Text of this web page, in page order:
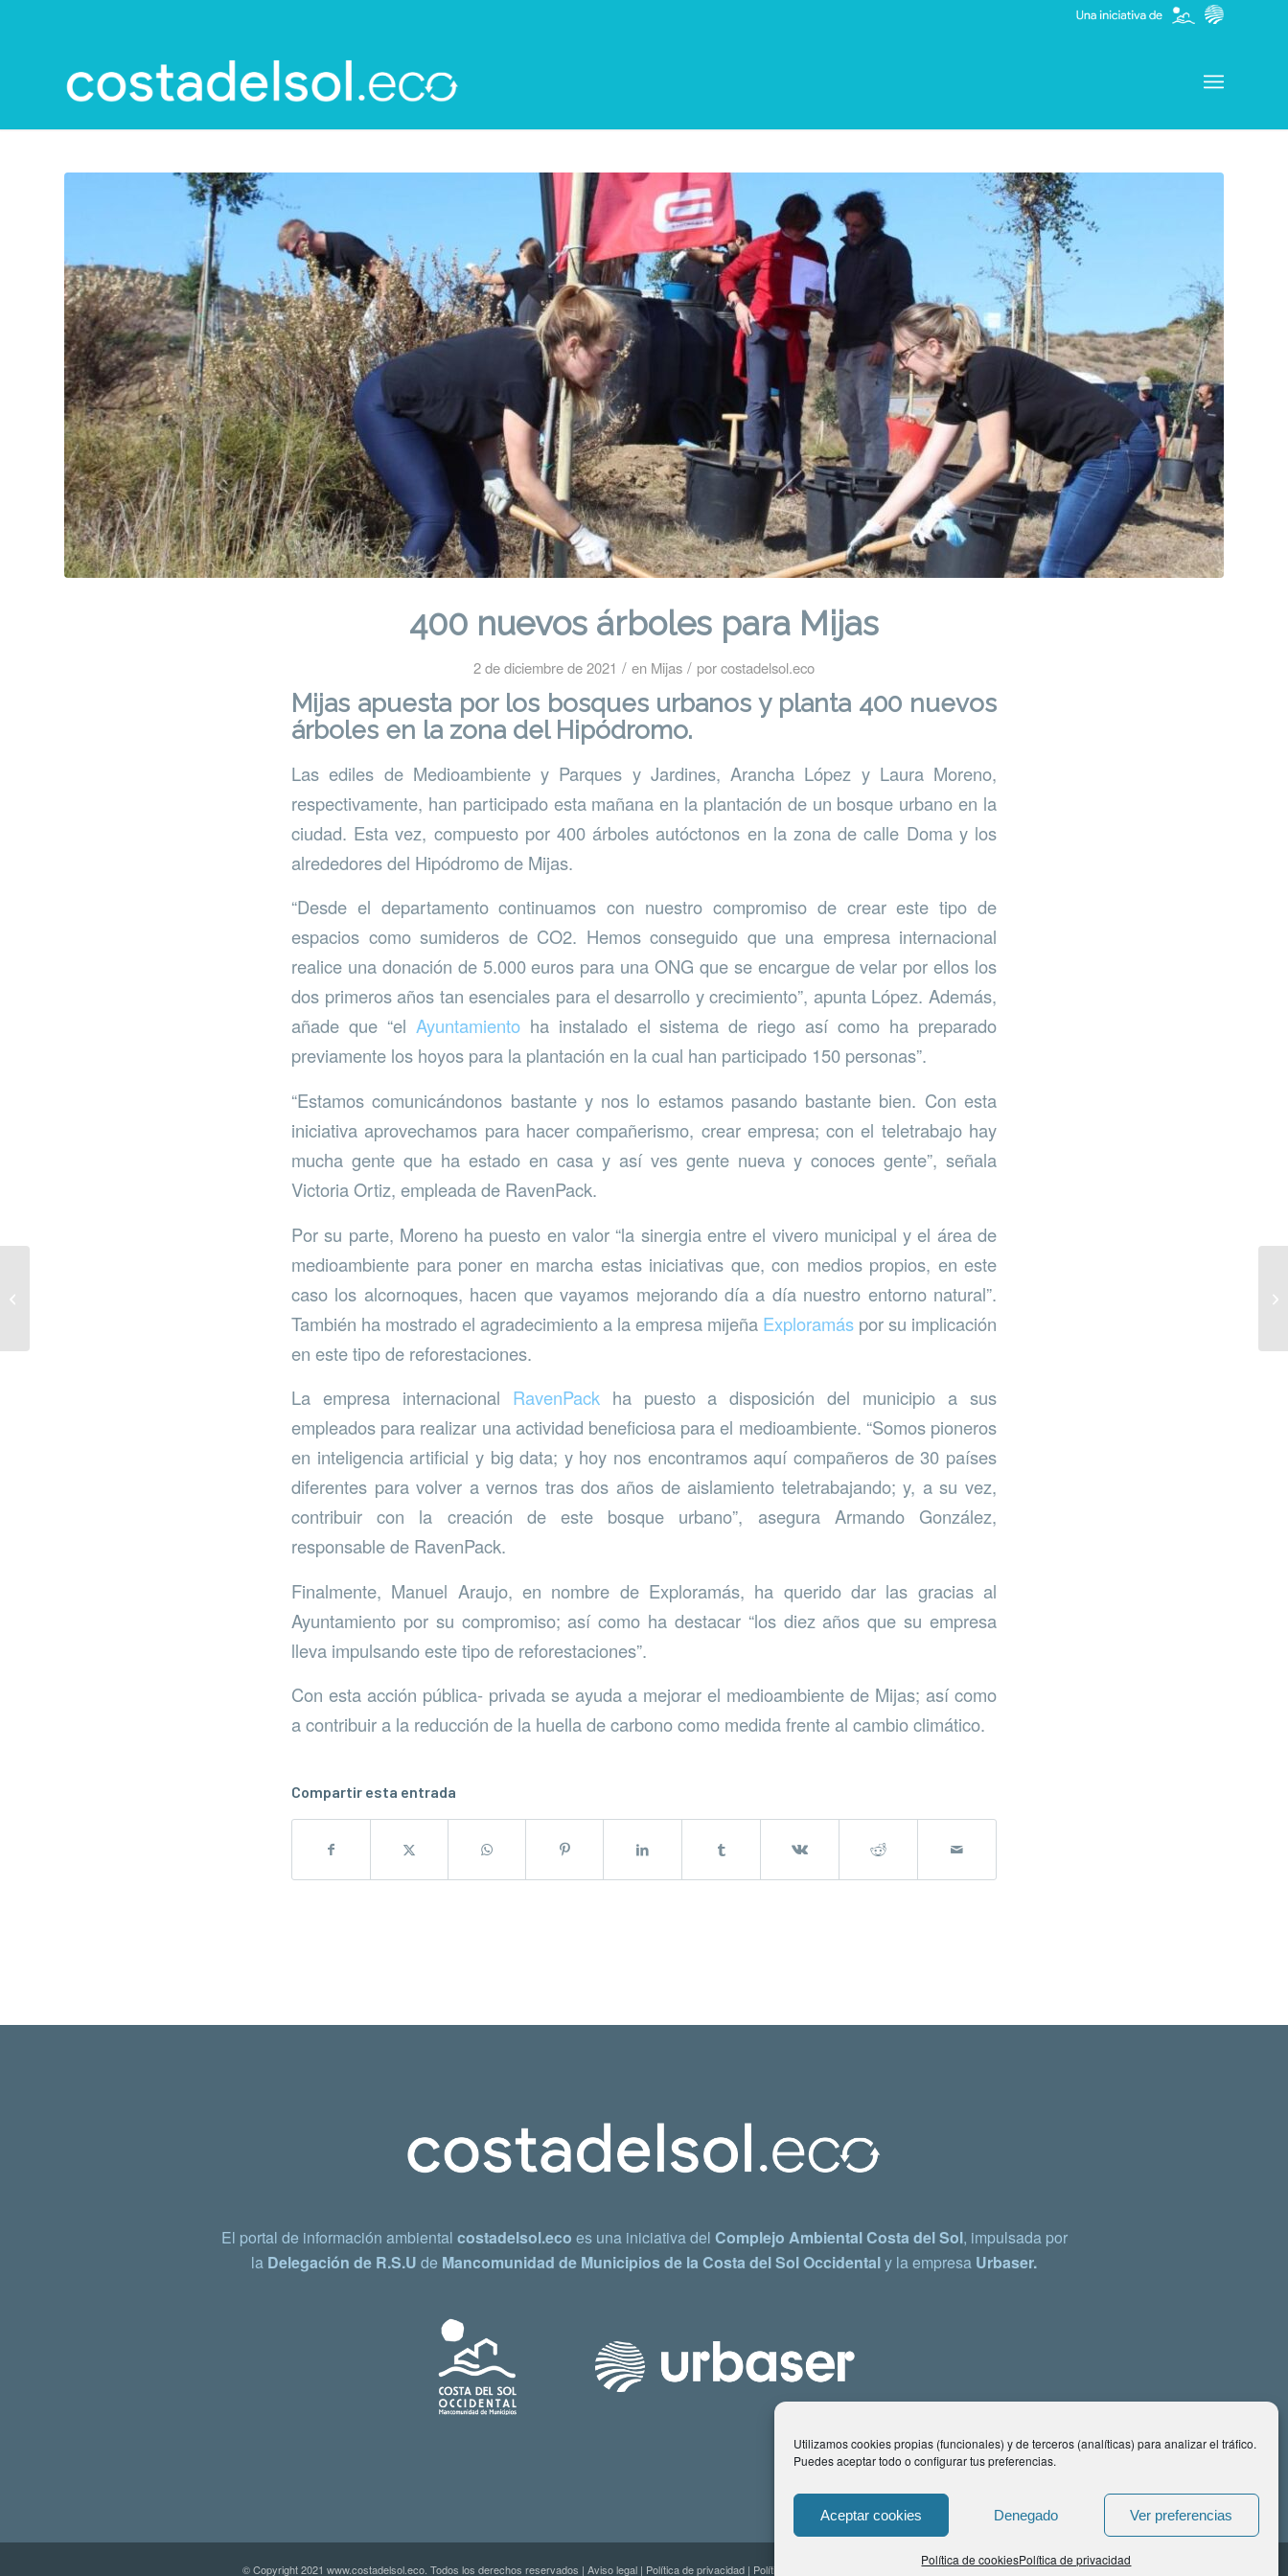
Utilizamos cookies propias (funcionales) y de terceros (analíticas) para analizar el tráfico.
Puedes aceptar todo o configurar tus preferencias.
Aceptar cookies Denegado Ver preferencias
Política de cookiesPolítica de privacidad
400 nuevos árboles para Mijas
2 de diciembre de 2021 / en Mijas / porcostadelsol.eco
Mijas apuesta por los bosques urbanos y planta 400 nuevos
árboles en la zona del Hipódromo.
Las ediles de Medioambiente y Parques y Jardines, Arancha López y Laura Moreno,
respectivamente, han participado esta mañana en la plantación de un bosque urbano en la
ciudad. Esta vez, compuesto por 400 árboles autóctonos en la zona de calle Doma y los
alrededores del Hipódromo de Mijas.
“Desde el departamento continuamos con nuestro compromiso de crear este tipo de
espacios como sumideros de CO2. Hemos conseguido que una empresa internacional
realice una donación de 5.000 euros para una ONG que se encargue de velar por ellos los
dos primeros años tan esenciales para el desarrollo y crecimiento”, apunta López. Además,
añade que “el Ayuntamientoha instalado el sistema de riego así como ha preparado
previamente los hoyos para la plantación en la cual han participado 150 personas”.
“Estamos comunicándonos bastante y nos lo estamos pasando bastante bien. Con esta
iniciativa aprovechamos para hacer compañerismo, crear empresa; con el teletrabajo hay
mucha gente que ha estado en casa y así ves gente nueva y conoces gente”, señala
Victoria Ortiz, empleada de RavenPack.
Por su parte, Moreno ha puesto en valor “la sinergia entre el vivero municipal y el área de
medioambiente para poner en marcha estas iniciativas que, con medios propios, en este
caso los alcornoques, hacen que vayamos mejorando día a día nuestro entorno natural”.
También ha mostrado el agradecimiento a la empresa mijeña Exploramás por su implicación
en este tipo de reforestaciones.
La empresa internacional RavenPackha puesto a disposición del municipio a sus
empleados para realizar una actividad beneficiosa para el medioambiente. “Somos pioneros
en inteligencia artificial y big data; y hoy nos encontramos aquí compañeros de 30 países
diferentes para volver a vernos tras dos años de aislamiento teletrabajando; y, a su vez,
contribuir con la creación de este bosque urbano”, asegura Armando González,
responsable de RavenPack.
Finalmente, Manuel Araujo, en nombre de Exploramás, ha querido dar las gracias al
Ayuntamiento por su compromiso; así como ha destacar “los diez años que su empresa
lleva impulsando este tipo de reforestaciones”.
Con esta acción pública- privada se ayuda a mejorar el medioambiente de Mijas; así como
a contribuir a la reducción de la huella de carbono como medida frente al cambio climático.
Compartir esta entrada
El portal de información ambiental costadelsol.eco es una iniciativa del Complejo Ambiental Costa del Sol, impulsada por
la Delegación de R.S.U de Mancomunidad de Municipios de la Costa del Sol Occidentaly la empresa Urbaser.
© Copyright 2021 www.costadelsol.eco. Todos los derechos reservados | Aviso legal| Política de privacidad| Política de Cookies | Contacto: comunicacion@costadelsol.eco